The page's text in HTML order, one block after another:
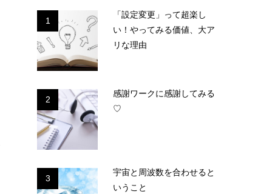
1
「設定変更」って超楽し
い！やってみる価値、大ア
リな理由
2
感謝ワークに感謝してみる
♡
3
宇宙と周波数を合わせると
いうこと